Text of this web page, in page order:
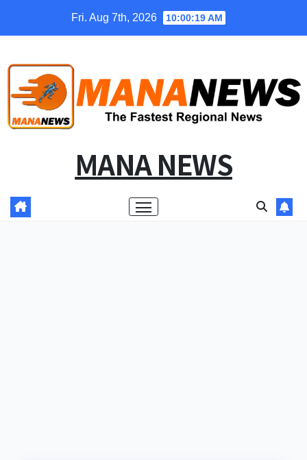
Fri. Aug 7th, 2026 10:00:19 AM
MANA NEWS